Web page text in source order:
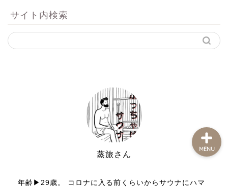
サイト内検索
蒸旅さん
年齢▶︎29歳。 コロナに入る前くらいからサウナにハマ
MENU